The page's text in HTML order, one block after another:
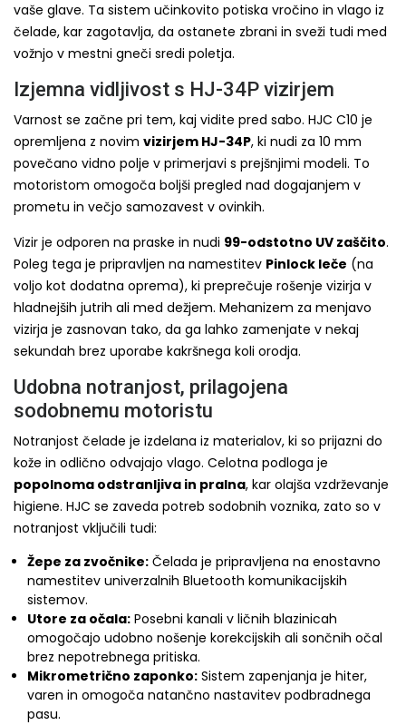
vaše glave. Ta sistem učinkovito potiska vročino in vlago iz
čelade, kar zagotavlja, da ostanete zbrani in sveži tudi med
vožnjo v mestni gneči sredi poletja.
Izjemna vidljivost s HJ-34P vizirjem
Varnost se začne pri tem, kaj vidite pred sabo. HJC C10 je
opremljena z novim vizirjem HJ-34P, ki nudi za 10 mm
povečano vidno polje v primerjavi s prejšnjimi modeli. To
motoristom omogoča boljši pregled nad dogajanjem v
prometu in večjo samozavest v ovinkih.
Vizir je odporen na praske in nudi 99-odstotno UV zaščito.
Poleg tega je pripravljen na namestitev Pinlock leče (na
voljo kot dodatna oprema), ki preprečuje rošenje vizirja v
hladnejših jutrih ali med dežjem. Mehanizem za menjavo
vizirja je zasnovan tako, da ga lahko zamenjate v nekaj
sekundah brez uporabe kakršnega koli orodja.
Udobna notranjost, prilagojena
sodobnemu motoristu
Notranjost čelade je izdelana iz materialov, ki so prijazni do
kože in odlično odvajajo vlago. Celotna podloga je
popolnoma odstranljiva in pralna, kar olajša vzdrževanje
higiene. HJC se zaveda potreb sodobnih voznika, zato so v
notranjost vključili tudi:
Žepe za zvočnike: Čelada je pripravljena na enostavno
namestitev univerzalnih Bluetooth komunikacijskih
sistemov.
Utore za očala: Posebni kanali v ličnih blazinicah
omogočajo udobno nošenje korekcijskih ali sončnih očal
brez nepotrebnega pritiska.
Mikrometrično zaponko: Sistem zapenjanja je hiter,
varen in omogoča natančno nastavitev podbradnega
pasu.